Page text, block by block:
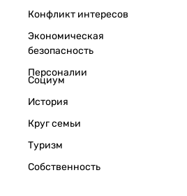
Конфликт интересов
Экономическая
безопасность
Персоналии
Социум
История
Круг семьи
Туризм
Собственность